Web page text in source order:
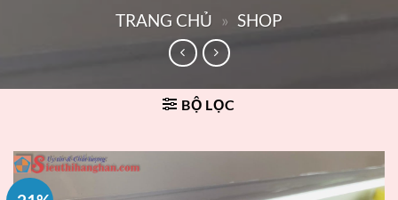
TRANG CHỦ » SHOP
BỘ LỌC